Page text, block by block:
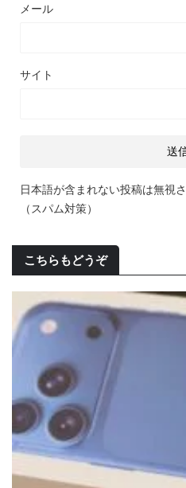
メール
サイト
日本語が含まれない投稿は無視
（スパム対策）
こちらもどうぞ